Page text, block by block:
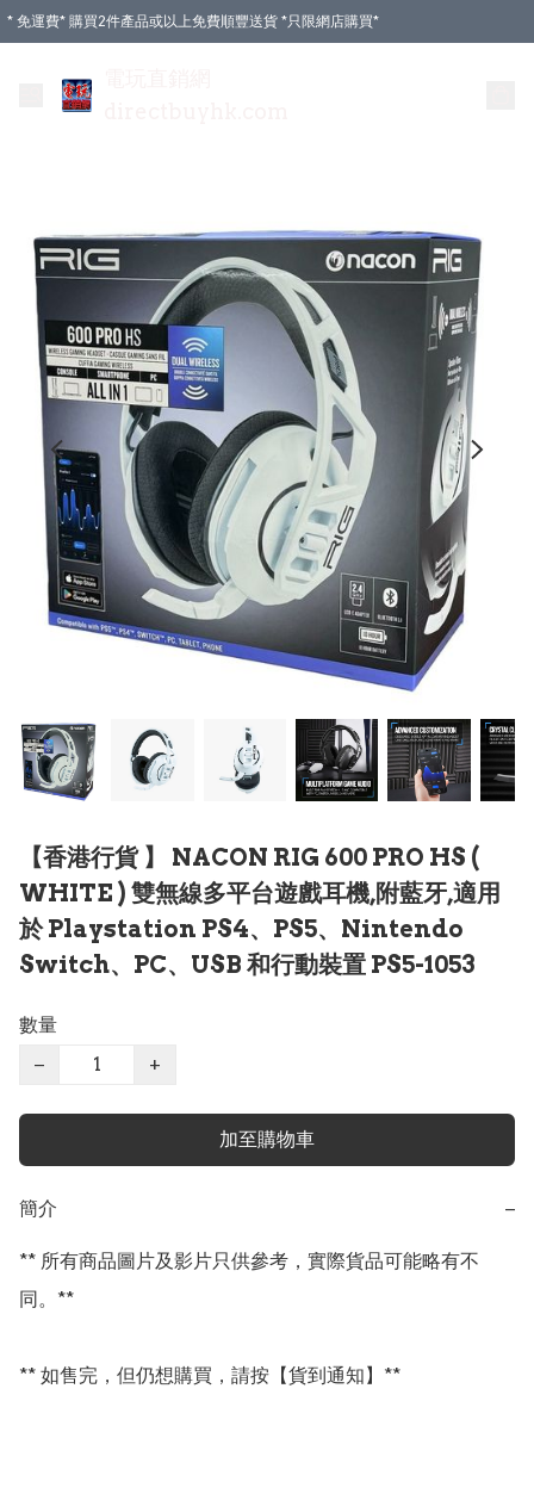
* 免運費* 購買2件產品或以上免費順豐送貨 *只限網店購買*
【香港行貨 】 NACON RIG 600 PRO HS (
WHITE ) 雙無線多平台遊戲耳機,附藍牙,適用
於 Playstation PS4、PS5、Nintendo
Switch、PC、USB 和行動裝置 PS5-1053
數量
−
+
加至購物車
簡介 −
** 所有商品圖片及影片只供參考，實際貨品可能略有不
同。**
** 如售完，但仍想購買，請按【貨到通知】**